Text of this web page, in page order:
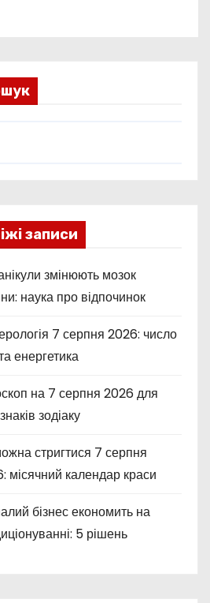
записи
змінюють мозок
наука про відпочинок
7 серпня 2026: число
енергетика
на 7 серпня 2026 для
зодіаку
стригтися 7 серпня
місячний календар краси
бізнес економить на
5 рішень